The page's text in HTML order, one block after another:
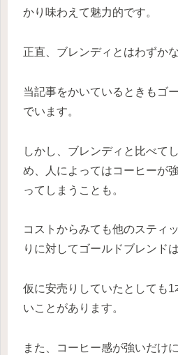
かり味わえて魅力的です。
正直、ブレンディとはわずかな
当記事をかいているときもゴ
でいます。
しかし、ブレンディと比べて
め、人によってはコーヒーが
ってしまうことも。
コストからみても他のスティ
りに対してゴールドブレンド
仮に安売りしていたとしても
いことがあります。
また、コーヒー感が強いだけ